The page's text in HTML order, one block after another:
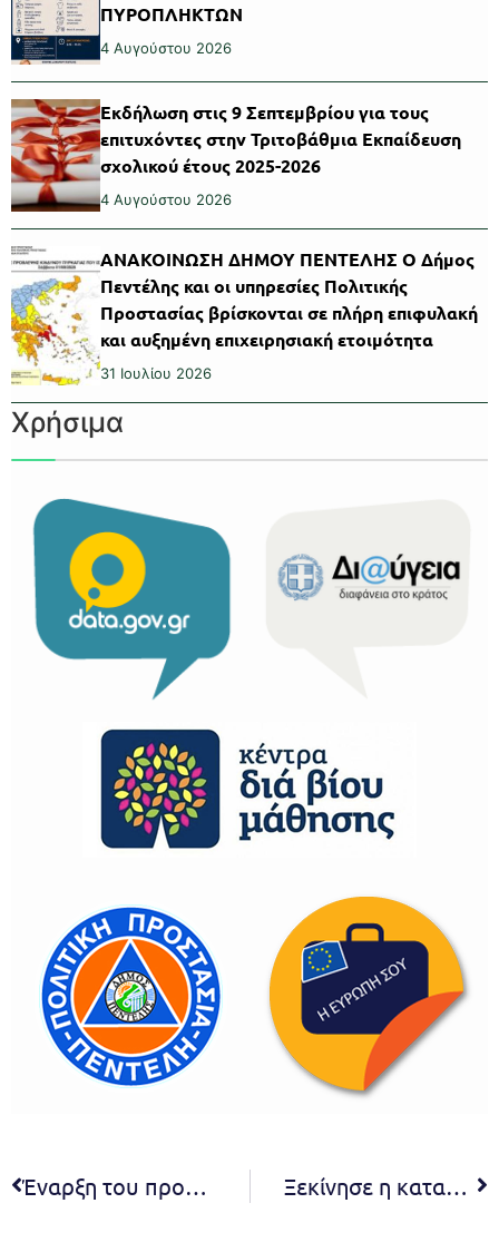
ΠΥΡΟΠΛΗΚΤΩΝ
4 Αυγούστου 2026
Εκδήλωση στις 9 Σεπτεμβρίου για τους
επιτυχόντες στην Τριτοβάθμια Εκπαίδευση
σχολικού έτους 2025-2026
4 Αυγούστου 2026
ΑΝΑΚΟΙΝΩΣΗ ΔΗΜΟΥ ΠΕΝΤΕΛΗΣ Ο Δήμος
Πεντέλης και οι υπηρεσίες Πολιτικής
Προστασίας βρίσκονται σε πλήρη επιφυλακή
και αυξημένη επιχειρησιακή ετοιμότητα
31 Ιουλίου 2026
Χρήσιμα
Έναρξη του προγράμματος περιβαλλοντικής εκπαίδευσης ‘THE GREEN CITY’ σε Δημοτικά Σχολεία του Δήμου Πεντέλης Ξεκίνησε η καταπολέμηση της κάμπιας στα πεύκα